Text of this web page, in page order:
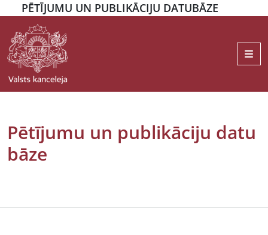
PĒTĪJUMU UN PUBLIKĀCIJU DATUBĀZE
Pētījumu un publikāciju datu
bāze